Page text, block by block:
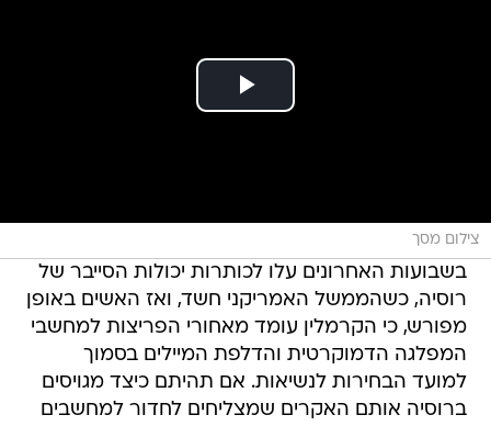
צילום מסך
בשבועות האחרונים עלו לכותרות יכולות הסייבר של
רוסיה, כשהממשל האמריקני חשד, ואז האשים באופן
מפורש, כי הקרמלין עומד מאחורי הפריצות למחשבי
המפלגה הדמוקרטית והדלפת המיילים בסמוך
למועד הבחירות לנשיאות. אם תהיתם כיצד מגויסים
ברוסיה אותם האקרים שמצליחים לחדור למחשבים